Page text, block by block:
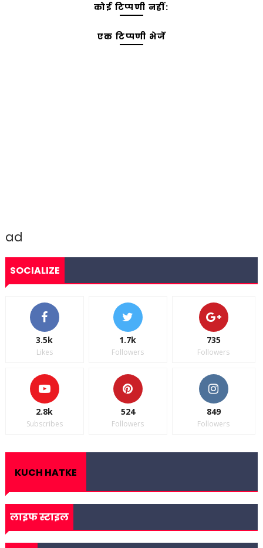
कोई टिप्पणी नहीं:
एक टिप्पणी भेजें
ad
SOCIALIZE
3.5k
Likes
1.7k
Followers
735
Followers
2.8k
Subscribes
524
Followers
849
Followers
KUCH HATKE
लाइफ स्टाइल